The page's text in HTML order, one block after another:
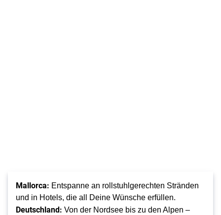
Mallorca: Entspanne an rollstuhlgerechten Stränden
und in Hotels, die all Deine Wünsche erfüllen.
Deutschland: Von der Nordsee bis zu den Alpen –